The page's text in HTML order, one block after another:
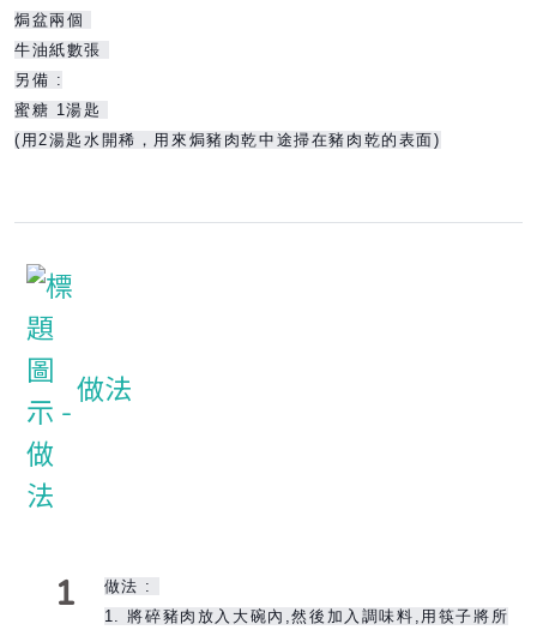
焗盆兩個
牛油紙數張
另備 :
蜜糖 1湯匙
(用2湯匙水開稀，用來焗豬肉乾中途掃在豬肉乾的表面)
做法
1
做法 :
1. 將碎豬肉放入大碗內,然後加入調味料,用筷子將所